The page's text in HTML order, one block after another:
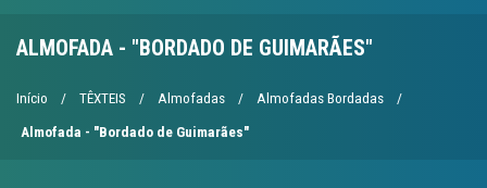
ALMOFADA - "BORDADO DE GUIMARÃES"
Início / TÊXTEIS / Almofadas / Almofadas Bordadas /
Almofada - "Bordado de Guimarães"